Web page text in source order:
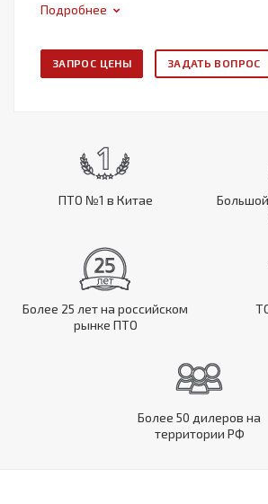
Подробнее
ЗАПРОС ЦЕНЫ ЗАДАТЬ ВОПРОС
ПТО №1 в Китае
Более 25 лет на российском
рынке ПТО
Более 50 дилеров на
территории РФ